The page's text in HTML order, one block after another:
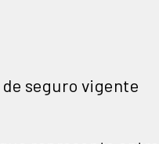
seguro vigente